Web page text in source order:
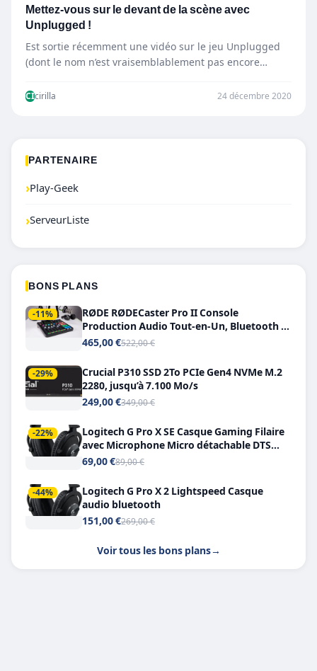
Mettez-vous sur le devant de la scène avec
Unplugged !
Est sortie récemment une vidéo sur le jeu Unplugged
(dont le nom n’est vraisemblablement pas encore
CIcirilla 24 décembre 2020
PARTENAIRE
›Play-Geek
›ServeurListe
BONS PLANS
-11%
RØDE RØDECaster Pro II Console
Production Audio Tout-en-Un, Bluetooth et
Double USB-C
465,00 €522,00 €
-29%
Crucial P310 SSD 2To PCIe Gen4 NVMe M.2
2280, jusqu’à 7.100 Mo/s
249,00 €349,00 €
-22%
Logitech G Pro X SE Casque Gaming Filaire
avec Microphone Micro détachable DTS
Headphone X 7.1
69,00 €89,00 €
-44%
Logitech G Pro X 2 Lightspeed Casque
audio bluetooth
151,00 €269,00 €
Voir tous les bons plans→